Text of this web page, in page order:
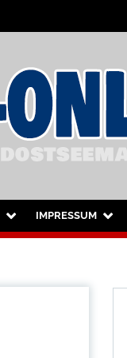
IMPRESSUM